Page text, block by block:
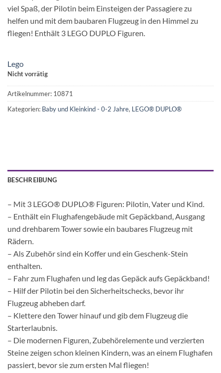
viel Spaß, der Pilotin beim Einsteigen der Passagiere zu
helfen und mit dem baubaren Flugzeug in den Himmel zu
fliegen! Enthält 3 LEGO DUPLO Figuren.
Lego
Nicht vorrätig
Artikelnummer: 10871
Kategorien: Baby und Kleinkind - 0-2 Jahre, LEGO® DUPLO®
BESCHREIBUNG
– Mit 3 LEGO® DUPLO® Figuren: Pilotin, Vater und Kind.
– Enthält ein Flughafengebäude mit Gepäckband, Ausgang
und drehbarem Tower sowie ein baubares Flugzeug mit
Rädern.
– Als Zubehör sind ein Koffer und ein Geschenk-Stein
enthalten.
– Fahr zum Flughafen und leg das Gepäck aufs Gepäckband!
– Hilf der Pilotin bei den Sicherheitschecks, bevor ihr
Flugzeug abheben darf.
– Klettere den Tower hinauf und gib dem Flugzeug die
Starterlaubnis.
– Die modernen Figuren, Zubehörelemente und verzierten
Steine zeigen schon kleinen Kindern, was an einem Flughafen
passiert, bevor sie zum ersten Mal fliegen!